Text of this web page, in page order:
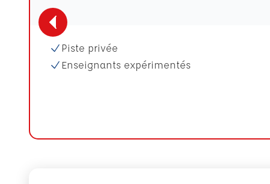
Piste privée
Enseignants expérimentés